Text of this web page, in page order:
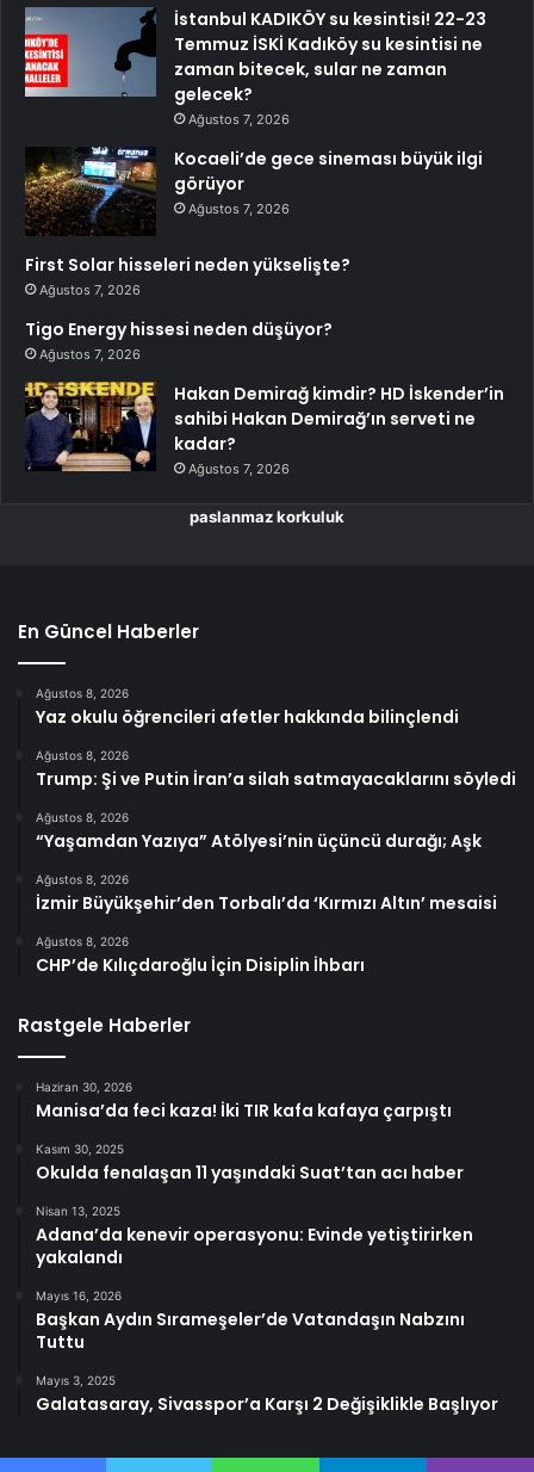
İstanbul KADIKÖY su kesintisi! 22-23
Temmuz İSKİ Kadıköy su kesintisi ne
zaman bitecek, sular ne zaman
gelecek?
Ağustos 7, 2026
Kocaeli’de gece sineması büyük ilgi
görüyor
Ağustos 7, 2026
First Solar hisseleri neden yükselişte?
Ağustos 7, 2026
Tigo Energy hissesi neden düşüyor?
Ağustos 7, 2026
Hakan Demirağ kimdir? HD İskender’in
sahibi Hakan Demirağ’ın serveti ne
kadar?
Ağustos 7, 2026
paslanmaz korkuluk
En Güncel Haberler
Ağustos 8, 2026
Yaz okulu öğrencileri afetler hakkında bilinçlendi
Ağustos 8, 2026
Trump: Şi ve Putin İran’a silah satmayacaklarını söyledi
Ağustos 8, 2026
“Yaşamdan Yazıya” Atölyesi’nin üçüncü durağı; Aşk
Ağustos 8, 2026
İzmir Büyükşehir’den Torbalı’da ‘Kırmızı Altın’ mesaisi
Ağustos 8, 2026
CHP’de Kılıçdaroğlu İçin Disiplin İhbarı
Rastgele Haberler
Haziran 30, 2026
Manisa’da feci kaza! İki TIR kafa kafaya çarpıştı
Kasım 30, 2025
Okulda fenalaşan 11 yaşındaki Suat’tan acı haber
Nisan 13, 2025
Adana’da kenevir operasyonu: Evinde yetiştirirken
yakalandı
Mayıs 16, 2026
Başkan Aydın Sırameşeler’de Vatandaşın Nabzını
Tuttu
Mayıs 3, 2025
Galatasaray, Sivasspor’a Karşı 2 Değişiklikle Başlıyor